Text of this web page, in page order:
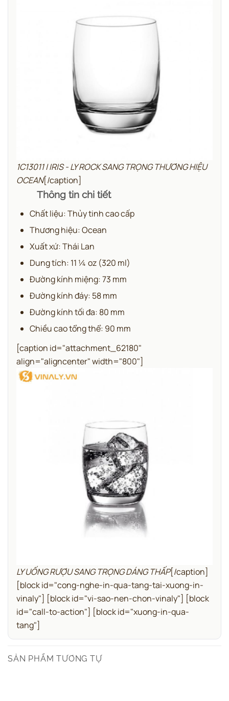
1C13011 | IRIS - LY ROCK SANG TRỌNG THƯƠNG HIỆU
OCEAN[/caption]
Thông tin chi tiết
Chất liệu: Thủy tinh cao cấp
Thương hiệu: Ocean
Xuất xứ: Thái Lan
Dung tích: 11 ¼ oz (320 ml)
Đường kính miệng: 73 mm
Đường kính đáy: 58 mm
Đường kính tối đa: 80 mm
Chiều cao tổng thể: 90 mm
[caption id="attachment_62180"
align="aligncenter" width="800"]
LY UỐNG RƯỢU SANG TRỌNG DÁNG THẤP[/caption]
[block id="cong-nghe-in-qua-tang-tai-xuong-in-
vinaly"] [block id="vi-sao-nen-chon-vinaly"] [block
id="call-to-action"] [block id="xuong-in-qua-
tang"]
SẢN PHẨM TƯƠNG TỰ